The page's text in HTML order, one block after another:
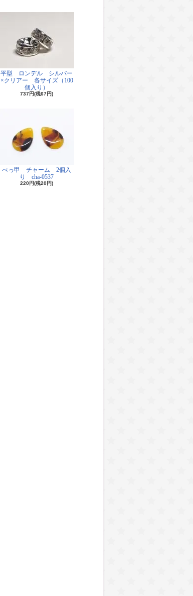
平型 ロンデル シルバー
×クリアー 各サイズ（100
個入り）
737円(税67円)
べっ甲 チャーム 2個入
り cha-0537
220円(税20円)